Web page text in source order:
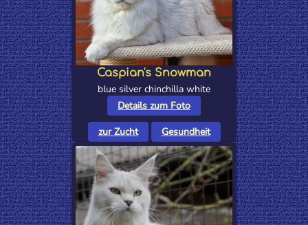
Caspian's Snowman
blue silver chinchilla white
Details zum Foto
zur Zucht
Gesundheit